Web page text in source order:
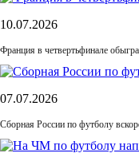
10.07.2026
Франция в четвертьфинале
07.07.2026
Сборная России по футболу